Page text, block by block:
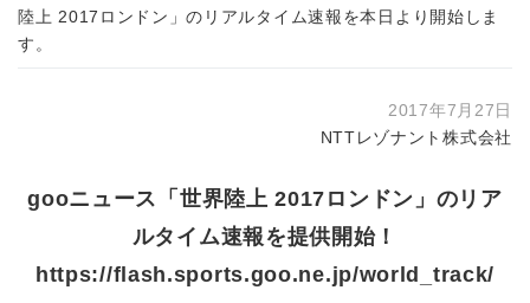
陸上 2017ロンドン」のリアルタイム速報を本日より開始しま
す。
2017年7月27日
NTTレゾナント株式会社
gooニュース「世界陸上 2017ロンドン」のリア
ルタイム速報を提供開始！
https://flash.sports.goo.ne.jp/world_track/